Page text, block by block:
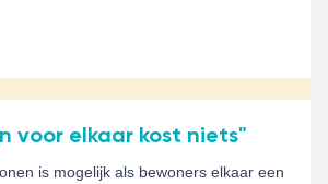
voor elkaar kost niets"
is mogelijk als bewoners elkaar een